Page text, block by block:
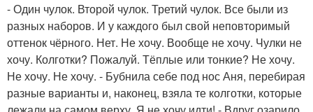
- Один чулок. Второй чулок. Третий чулок. Все были из
разных наборов. И у каждого был свой неповторимый
оттенок чёрного. Нет. Не хочу. Вообще не хочу. Чулки не
хочу. Колготки? Пожалуй. Тёплые или тонкие? Не хочу.
Не хочу. Не хочу. - Бубнила себе под нос Аня, перебирая
разные варианты и, наконец, взяла те колготки, которые